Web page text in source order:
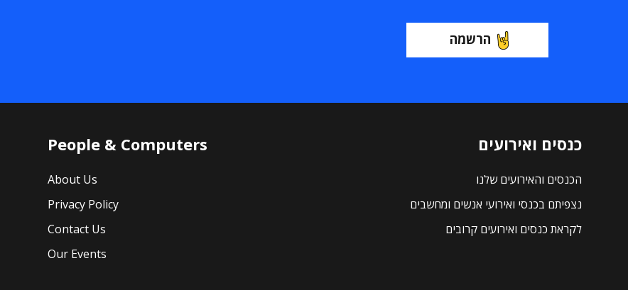
הרשמה
כנסים ואירועים
הכנסים והאירועים שלנו
נצפיתם בכנסי ואירועי אנשים ומחשבים
לקראת כנסים ואירועים קרובים
People & Computers
About Us
Privacy Policy
Contact Us
Our Events